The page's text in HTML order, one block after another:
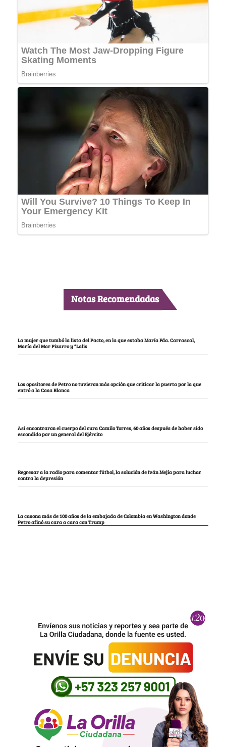
Notas Recomendadas
La mujer que tumbó la lista del Pacto, en la que estaba María Fda. Carrascal,
María del Mar Pizarro y “Lalis
Los opositores de Petro no tuvieron más opción que criticar la puerta por la que
entró a la Casa Blanca
Así encontraron el cuerpo del cura Camilo Torres, 60 años después de haber sido
escondido por un general del Ejército
Regresar a la radio para comentar fútbol, la solución de Iván Mejía para luchar
contra la depresión
La casona más de 100 años de la embajada de Colombia en Washington donde
Petro afinó su cara a cara con Trump